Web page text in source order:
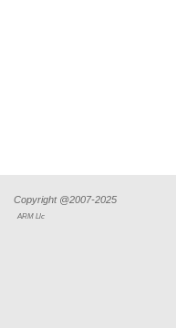
Copyright @2007-2025
ARM Llc